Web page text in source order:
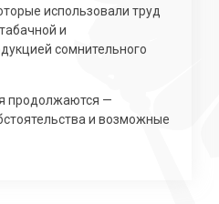
использовали труд
и
сомнительного
продолжаются —
и возможные